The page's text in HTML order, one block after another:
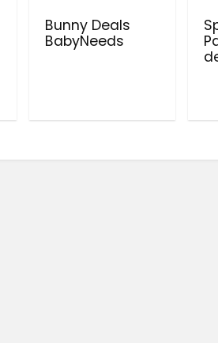
Bunny Deals
BabyNeeds